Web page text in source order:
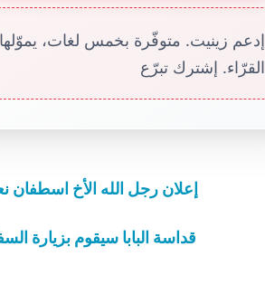
إدعم زينيت. متوفّرة بخمس لغات، يموّلها
القرّاء. إشترك تبرّع
إعلان رجل الله الأخ اسطفان
قداسة البابا سيقوم بزيارة